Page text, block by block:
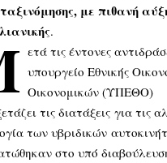
με πιθανή
.
ετά τις έντονες
υπουργείο Εθνικής
Οικονομικών (ΥΠΕΘΟ)
τις διατάξεις για τις
των υβριδικών
στο υπό